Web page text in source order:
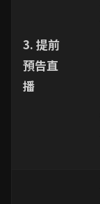
3. 提前
預告直
播